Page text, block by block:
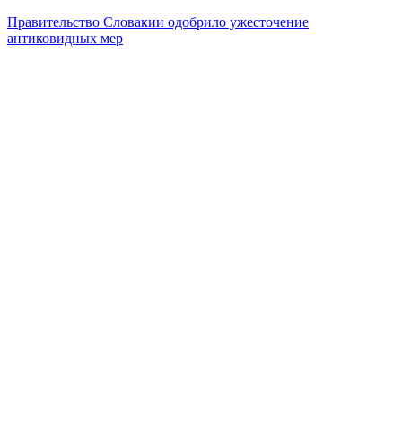
Правительство Словакии одобрило ужесточение
антиковидных мер